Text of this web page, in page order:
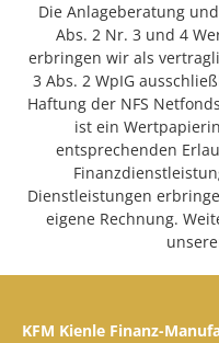
Die Anlageberatung
Abs. 2 Nr. 3 und 4
erbringen wir als
3 Abs. 2 WpIG
Haftung der NFS
ist ein
entsprechenden
Dienstleistungen
eigene Rechnung.
KFM Kienle Finanz-